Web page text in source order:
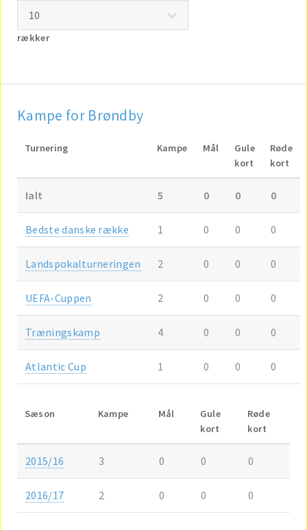
rækker
Kampe for Brøndby
Turnering Kampe Mål
Gule
kort
Røde
kort
Ialt 5 0 0 0
Bedste danske række 1 0 0 0
Landspokalturneringen 2 0 0 0
UEFA-Cuppen 2 0 0 0
Træningskamp 4 0 0 0
Atlantic Cup 1 0 0 0
Sæson Kampe Mål
Gule
kort
Røde
kort
2015/16 3 0 0 0
2016/17 2 0 0 0